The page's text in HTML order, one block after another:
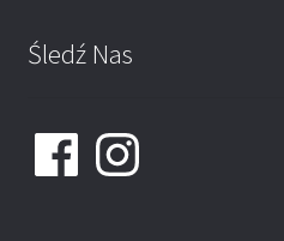
Śledź Nas
FacebookInstagram